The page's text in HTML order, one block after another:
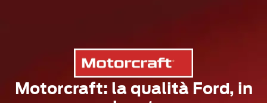
Motorcraft: la qualità Ford, in